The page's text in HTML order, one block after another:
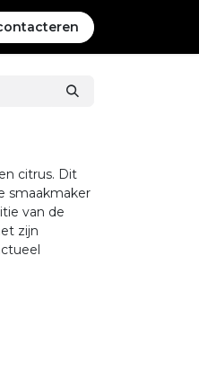
citrus. Dit
smaakmaker
van de
zijn